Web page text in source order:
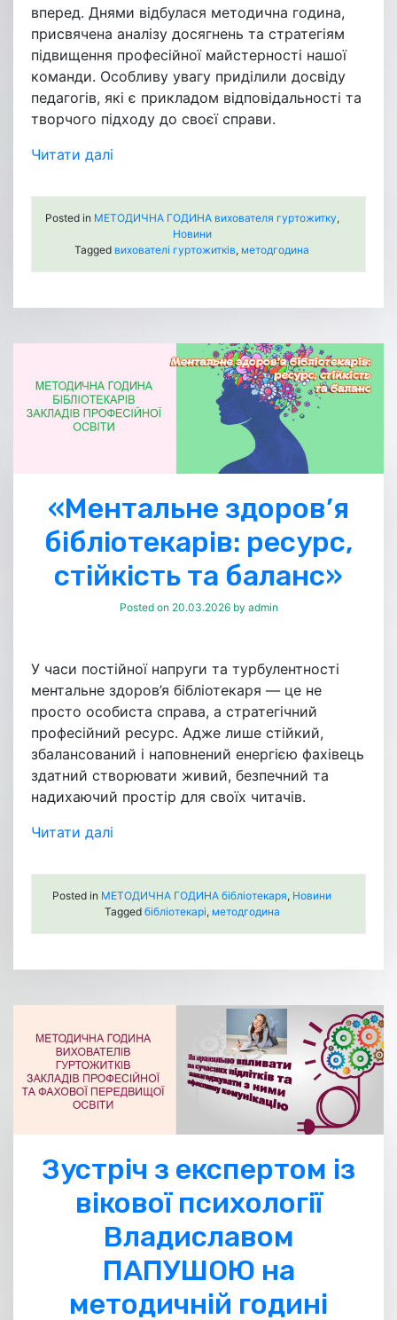
вперед. Днями відбулася методична година,
присвячена аналізу досягнень та стратегіям
підвищення професійної майстерності нашої
команди. Особливу увагу приділили досвіду
педагогів, які є прикладом відповідальності та
творчого підходу до своєї справи.
Читати далі
Posted in МЕТОДИЧНА ГОДИНА вихователя гуртожитку,
Новини
Tagged вихователі гуртожитків, методгодина
«Ментальне здоров’я
бібліотекарів: ресурс,
стійкість та баланс»
Posted on 20.03.2026by admin
У часи постійної напруги та турбулентності
ментальне здоров’я бібліотекаря — це не
просто особиста справа, а стратегічний
професійний ресурс. Адже лише стійкий,
збалансований і наповнений енергією фахівець
здатний створювати живий, безпечний та
надихаючий простір для своїх читачів.
Читати далі
Posted in МЕТОДИЧНА ГОДИНА бібліотекаря, Новини
Tagged бібліотекарі, методгодина
Зустріч з експертом із
вікової психології
Владиславом
ПАПУШОЮ на
методичній годині